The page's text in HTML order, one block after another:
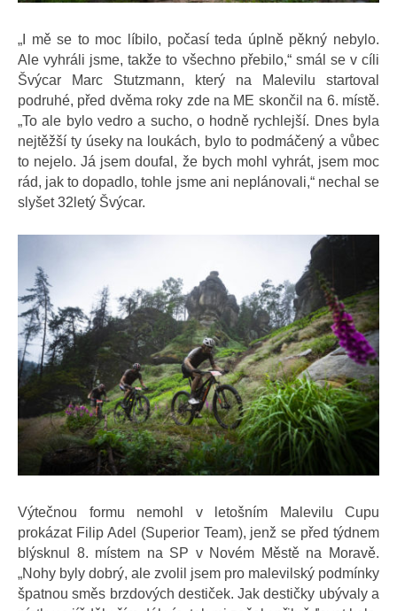
„I mě se to moc líbilo, počasí teda úplně pěkný nebylo.
Ale vyhráli jsme, takže to všechno přebilo,“ smál se v cíli
Švýcar Marc Stutzmann, který na Malevilu startoval
podruhé, před dvěma roky zde na ME skončil na 6. místě.
„To ale bylo vedro a sucho, o hodně rychlejší. Dnes byla
nejtěžší ty úseky na loukách, bylo to podmáčený a vůbec
to nejelo. Já jsem doufal, že bych mohl vyhrát, jsem moc
rád, jak to dopadlo, tohle jsme ani neplánovali,“ nechal se
slyšet 32letý Švýcar.
Výtečnou formu nemohl v letošním Malevilu Cupu
prokázat Filip Adel (Superior Team), jenž se před týdnem
blýsknul 8. místem na SP v Novém Městě na Moravě.
„Nohy byly dobrý, ale zvolil jsem pro malevilský podmínky
špatnou směs brzdových destiček. Jak destičky ubývaly a